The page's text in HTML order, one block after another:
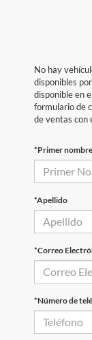
No hay
disponibles
disponible en
formulario de
de ventas con
*Primer nombre
*Apellido
*Correo
*Número de